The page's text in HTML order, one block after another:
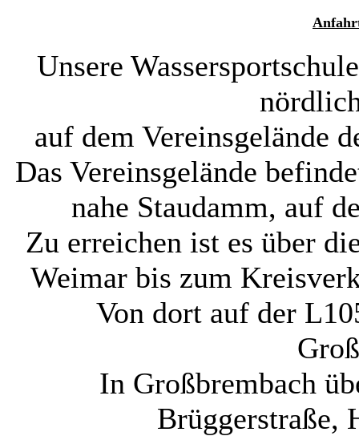
Unsere
auf dem Vereinsgelände
Das Vereinsgelände
nahe Staudamm, auf
Zu erreichen ist es über
Weimar bis zum
Von dort auf der
In Großbrembach
Brüggerstraße,